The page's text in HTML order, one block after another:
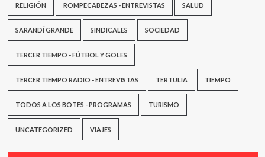
RELIGIÓN ROMPECABEZAS - ENTREVISTAS SALUD
SARANDÍ GRANDE SINDICALES SOCIEDAD
TERCER TIEMPO - FÚTBOL Y GOLES
TERCER TIEMPO RADIO - ENTREVISTAS TERTULIA TIEMPO
TODOS A LOS BOTES - PROGRAMAS TURISMO
UNCATEGORIZED VIAJES